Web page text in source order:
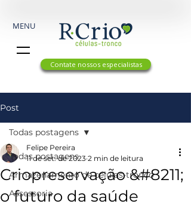
MENU
Contate nossos especialistas
Post
Todas postagens
Armazenamento de células-tronco
Assessoria
Todas postagens
Criopreservação &#8211;
o futuro da saúde
Felipe Pereira
11 de set. de 2023 2 min de leitura